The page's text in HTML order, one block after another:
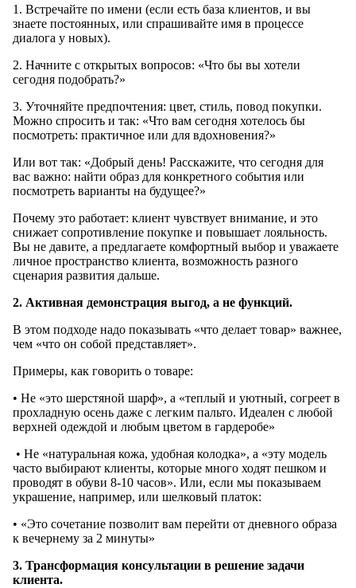
1. Встречайте по имени (если есть база клиентов, и вы
знаете постоянных, или спрашивайте имя в процессе
диалога у новых).
2. Начните с открытых вопросов: «Что бы вы хотели
сегодня подобрать?»
3. Уточняйте предпочтения: цвет, стиль, повод покупки.
Можно спросить и так: «Что вам сегодня хотелось бы
посмотреть: практичное или для вдохновения?»
Или вот так: «Добрый день! Расскажите, что сегодня для
вас важно: найти образ для конкретного события или
посмотреть варианты на будущее?»
Почему это работает: клиент чувствует внимание, и это
снижает сопротивление покупке и повышает лояльность.
Вы не давите, а предлагаете комфортный выбор и уважаете
личное пространство клиента, возможность разного
сценария развития дальше.
2. Активная демонстрация выгод, а не функций.
В этом подходе надо показывать «что делает товар» важнее,
чем «что он собой представляет».
Примеры, как говорить о товаре:
• Не «это шерстяной шарф», а «теплый и уютный, согреет в
прохладную осень даже с легким пальто. Идеален с любой
верхней одеждой и любым цветом в гардеробе»
• Не «натуральная кожа, удобная колодка», а «эту модель
часто выбирают клиенты, которые много ходят пешком и
проводят в обуви 8-10 часов». Или, если мы показываем
украшение, например, или шелковый платок:
• «Это сочетание позволит вам перейти от дневного образа
к вечернему за 2 минуты»
3. Трансформация консультации в решение задачи
клиента.